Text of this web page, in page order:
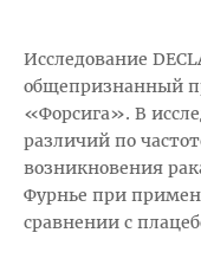
Исследование
общепризнанный
«Форсига». В
различий по
возникновения
Фурнье при
сравнении с